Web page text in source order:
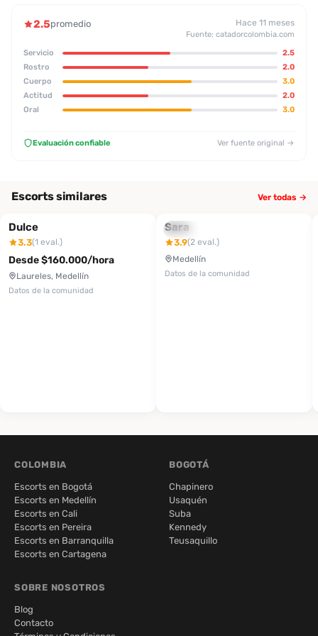
2.5promedio Hace 11 meses
Fuente: catadorcolombia.com
Servicio
2.5
Rostro
2.0
Cuerpo
3.0
Actitud
2.0
Oral
3.0
Evaluación confiable Ver fuente original →
Escorts similares Ver todas →
Dulce
3.3(1 eval.)
Desde $160.000/hora
Laureles, Medellín
Datos de la comunidad
Nueva reseña
Sara
3.9(2 eval.)
Medellín
Datos de la comunidad
COLOMBIA
Escorts en Bogotá
Escorts en Medellín
Escorts en Cali
Escorts en Pereira
Escorts en Barranquilla
Escorts en Cartagena
BOGOTÁ
Chapinero
Usaquén
Suba
Kennedy
Teusaquillo
SOBRE NOSOTROS
Blog
Contacto